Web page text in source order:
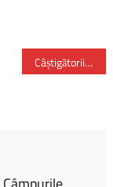
Câștigătorii Galei Premiilor Laureus – Novak Djokovic a fost ales sportivul anului